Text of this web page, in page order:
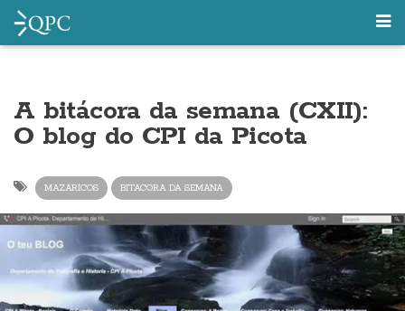
A bitácora da semana (CXII):
O blog do CPI da Picota
MAZARICOS BITACORA DA SEMANA